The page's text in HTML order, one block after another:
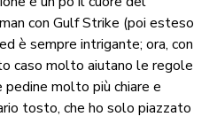
con Gulf Strike (poi esteso
è sempre intrigante; ora, con
caso molto aiutano le regole
molto più chiare e
tosto, che ho solo piazzato